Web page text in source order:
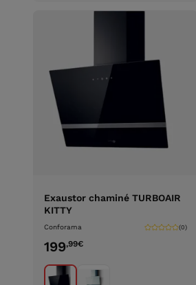
Exaustor chaminé TURBOAIR
KITTY
Conforama (0)
199,99€